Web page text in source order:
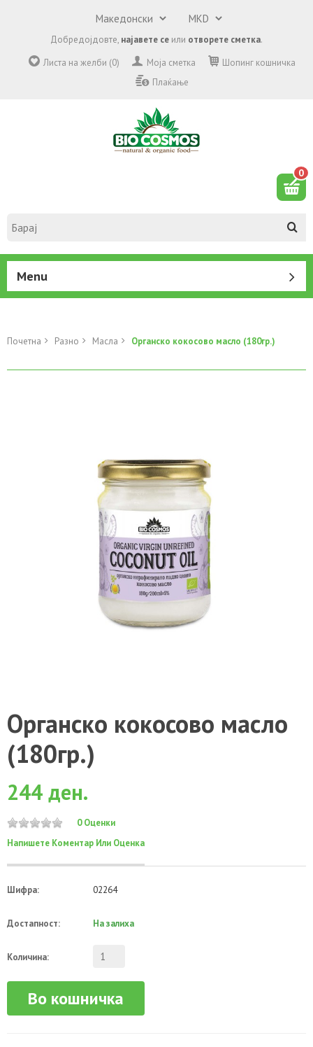
Добредојдовте, најавете се или отворете сметка.
Листа на желби (0)
Моја сметка
Шопинг кошничка
Плаќање
0
Menu
Почетна Разно Масла Органско кокосово масло (180гр.)
Органско кокосово масло
(180гр.)
244 ден.
0 Оценки
Напишете Коментар Или Оценка
Шифра: 02264
Достапност: На залиха
Количина:
Во кошничка